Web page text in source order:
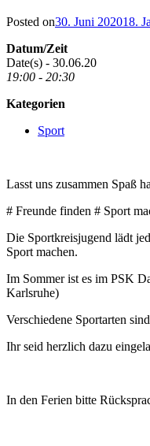
Posted on30. Juni 202018.
Datum/Zeit
Date(s) - 30.06.20
19:00 - 20:30
Kategorien
Sport
Lasst uns zusammen Spaß
# Freunde finden # Sport
Die Sportkreisjugend lädt
Sport machen.
Im Sommer ist es im PSK
Karlsruhe)
Verschiedene Sportarten
Ihr seid herzlich dazu
In den Ferien bitte